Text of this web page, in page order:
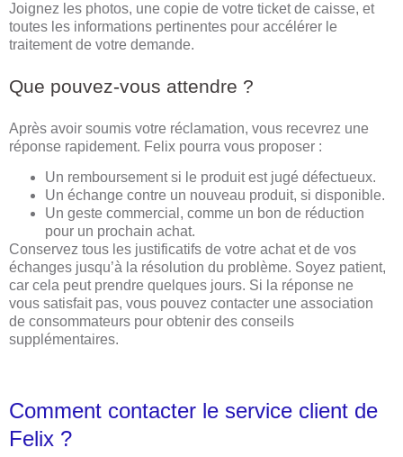
Joignez les photos, une copie de votre ticket de caisse, et
toutes les informations pertinentes pour accélérer le
traitement de votre demande.
Que pouvez-vous attendre ?
Après avoir soumis votre réclamation, vous recevrez une
réponse rapidement. Felix pourra vous proposer :
Un remboursement si le produit est jugé défectueux.
Un échange contre un nouveau produit, si disponible.
Un geste commercial, comme un bon de réduction
pour un prochain achat.
Conservez tous les justificatifs de votre achat et de vos
échanges jusqu’à la résolution du problème. Soyez patient,
car cela peut prendre quelques jours. Si la réponse ne
vous satisfait pas, vous pouvez contacter une association
de consommateurs pour obtenir des conseils
supplémentaires.
Comment contacter le service client de
Felix ?